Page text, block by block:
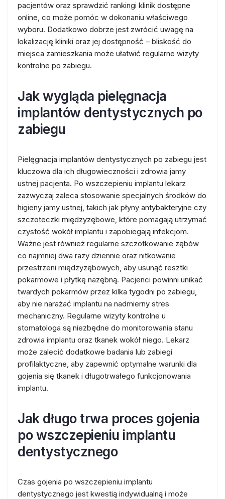
pacjentów oraz sprawdzić rankingi klinik dostępne
online, co może pomóc w dokonaniu właściwego
wyboru. Dodatkowo dobrze jest zwrócić uwagę na
lokalizację kliniki oraz jej dostępność – bliskość do
miejsca zamieszkania może ułatwić regularne wizyty
kontrolne po zabiegu.
Jak wygląda pielęgnacja
implantów dentystycznych po
zabiegu
Pielęgnacja implantów dentystycznych po zabiegu jest
kluczowa dla ich długowieczności i zdrowia jamy
ustnej pacjenta. Po wszczepieniu implantu lekarz
zazwyczaj zaleca stosowanie specjalnych środków do
higieny jamy ustnej, takich jak płyny antybakteryjne czy
szczoteczki międzyzębowe, które pomagają utrzymać
czystość wokół implantu i zapobiegają infekcjom.
Ważne jest również regularne szczotkowanie zębów
co najmniej dwa razy dziennie oraz nitkowanie
przestrzeni międzyzębowych, aby usunąć resztki
pokarmowe i płytkę nazębną. Pacjenci powinni unikać
twardych pokarmów przez kilka tygodni po zabiegu,
aby nie narażać implantu na nadmierny stres
mechaniczny. Regularne wizyty kontrolne u
stomatologa są niezbędne do monitorowania stanu
zdrowia implantu oraz tkanek wokół niego. Lekarz
może zalecić dodatkowe badania lub zabiegi
profilaktyczne, aby zapewnić optymalne warunki dla
gojenia się tkanek i długotrwałego funkcjonowania
implantu.
Jak długo trwa proces gojenia
po wszczepieniu implantu
dentystycznego
Czas gojenia po wszczepieniu implantu
dentystycznego jest kwestią indywidualną i może